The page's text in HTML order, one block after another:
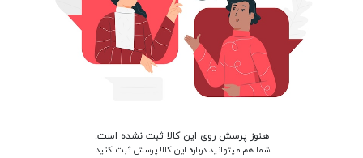
هنوز پرسش روی این کالا ثبت نشده است.
شما هم میتوانید درباره این کالا پرسش ثبت کنید.